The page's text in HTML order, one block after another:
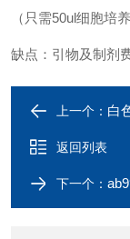
（只需50ul细胞培
缺点：引物及制剂
上一个： 白
返回列表
下一个：